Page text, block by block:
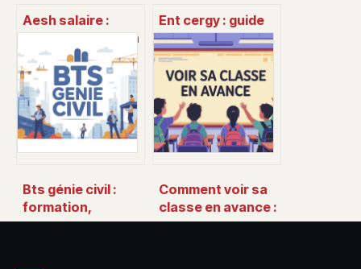
Aesh salaire :
combien gagne un
accompagnant
d’élèves en
situation de
handicap ?
Ent cergy : guide
complet pour se
connecter et
utiliser l’espace
numérique
Bts génie civil :
formation,
matières,
Comment voir sa
classe en avance :
méthodes fiables